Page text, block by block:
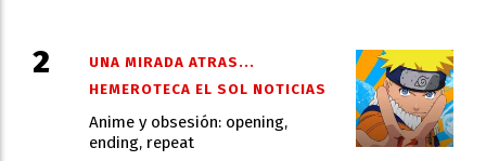
Anime y obsesión: opening,
ending, repeat
UNA MIRADA ATRAS...
HEMEROTECA EL SOL NOTICIAS